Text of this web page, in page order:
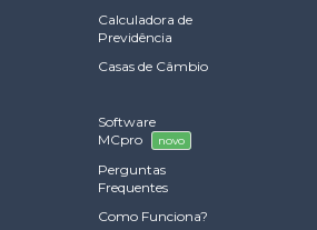
Calculadora de
Previdência
Casas de Câmbio
Software
MCpro
novo
Perguntas
Frequentes
Como Funciona?